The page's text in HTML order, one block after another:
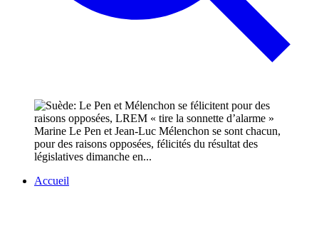
Marine Le Pen et Jean-Luc Mélenchon se sont chacun,
pour des raisons opposées, félicités du résultat des
législatives dimanche en...
Accueil